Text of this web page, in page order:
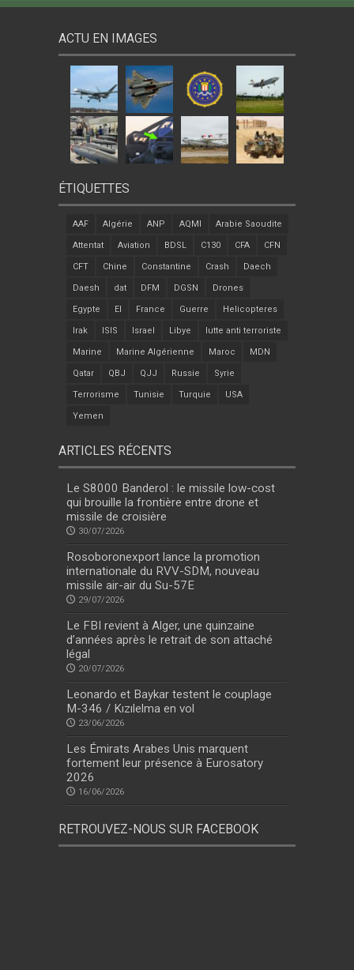
ACTU EN IMAGES
ÉTIQUETTES
AAF Algérie ANP AQMI Arabie Saoudite
Attentat Aviation BDSL C130 CFA CFN
CFT Chine Constantine Crash Daech
Daesh dat DFM DGSN Drones
Egypte EI France Guerre Helicopteres
Irak ISIS Israel Libye lutte anti terroriste
Marine Marine Algérienne Maroc MDN
Qatar QBJ QJJ Russie Syrie
Terrorisme Tunisie Turquie USA
Yemen
ARTICLES RÉCENTS
Le S8000 Banderol : le missile low-cost
qui brouille la frontière entre drone et
missile de croisière
30/07/2026
Rosoboronexport lance la promotion
internationale du RVV-SDM, nouveau
missile air-air du Su-57E
29/07/2026
Le FBI revient à Alger, une quinzaine
d’années après le retrait de son attaché
légal
20/07/2026
Leonardo et Baykar testent le couplage
M-346 / Kızılelma en vol
23/06/2026
Les Émirats Arabes Unis marquent
fortement leur présence à Eurosatory
2026
16/06/2026
RETROUVEZ-NOUS SUR FACEBOOK